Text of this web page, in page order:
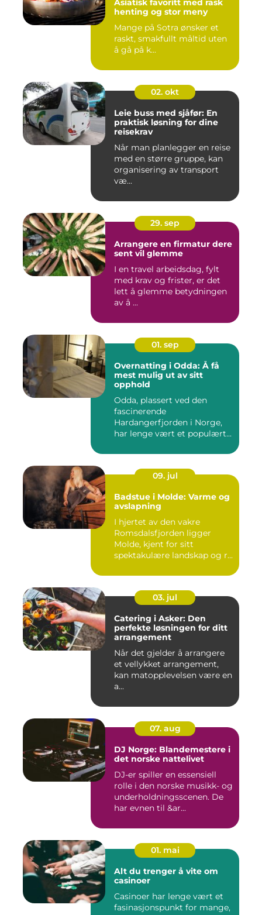
Asiatisk favoritt med rask
henting og stor meny
Mange på Sotra ønsker et
raskt, smakfullt måltid uten
å gå på k...
02. okt
Leie buss med sjåfør: En
praktisk løsning for dine
reisekrav
Når man planlegger en reise
med en større gruppe, kan
organisering av transport
væ...
29. sep
Arrangere en firmatur dere
sent vil glemme
I en travel arbeidsdag, fylt
med krav og frister, er det
lett å glemme betydningen
av å ...
01. sep
Overnatting i Odda: Å få
mest mulig ut av sitt
opphold
Odda, plassert ved den
fascinerende
Hardangerfjorden i Norge,
har lenge vært et populært...
09. jul
Badstue i Molde: Varme og
avslapning
I hjertet av den vakre
Romsdalsfjorden ligger
Molde, kjent for sitt
spektakulære landskap og r...
03. jul
Catering i Asker: Den
perfekte løsningen for ditt
arrangement
Når det gjelder å arrangere
et vellykket arrangement,
kan matopplevelsen være en
a...
07. aug
DJ Norge: Blandemestere i
det norske nattelivet
DJ-er spiller en essensiell
rolle i den norske musikk- og
underholdningsscenen. De
har evnen til &ar...
01. mai
Alt du trenger å vite om
casinoer
Casinoer har lenge vært et
fasinasjonspunkt for mange,